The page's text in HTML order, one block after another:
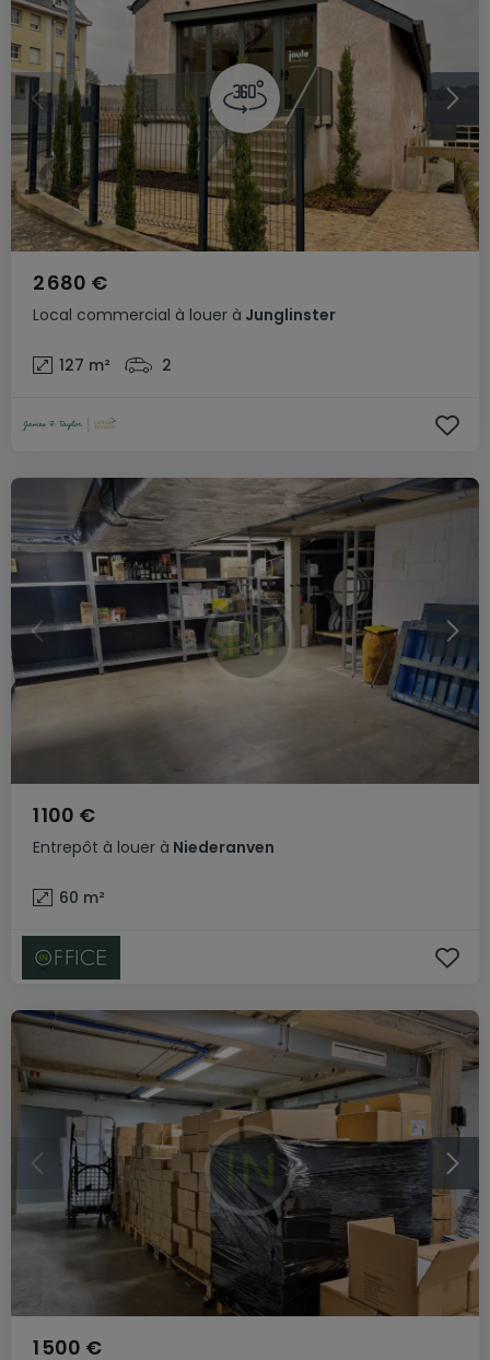
Local commercial à louer à Junglinster
2 680 €
127 m² 2
Entrepôt à louer à Niederanven
1 100 €
60 m²
1 500 €